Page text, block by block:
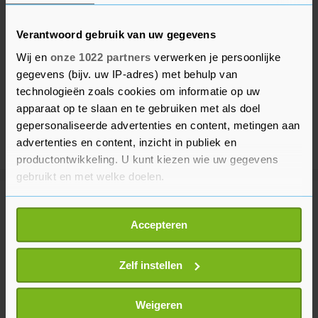
Verantwoord gebruik van uw gegevens
Wij en onze 1022 partners verwerken je persoonlijke
gegevens (bijv. uw IP-adres) met behulp van
technologieën zoals cookies om informatie op uw
apparaat op te slaan en te gebruiken met als doel
gepersonaliseerde advertenties en content, metingen aan
advertenties en content, inzicht in publiek en
productontwikkeling. U kunt kiezen wie uw gegevens
gebruikt en met welke doelen.
Als u het toestaat, willen we ook graag:
Informatie verzamelen over uw geografische
locatie, die tot een paar meter nauwkeurig kan zijn
Uw apparaat identificeren door het actief te
scannen op specifieke eigenschappen (fingerprinting)
Lees meer over hoe uw persoonlijke gegevens worden
Accepteren
Zelf instellen
Weigeren
Meer uit Binnenland
controle, brandweer blijft
nablussen